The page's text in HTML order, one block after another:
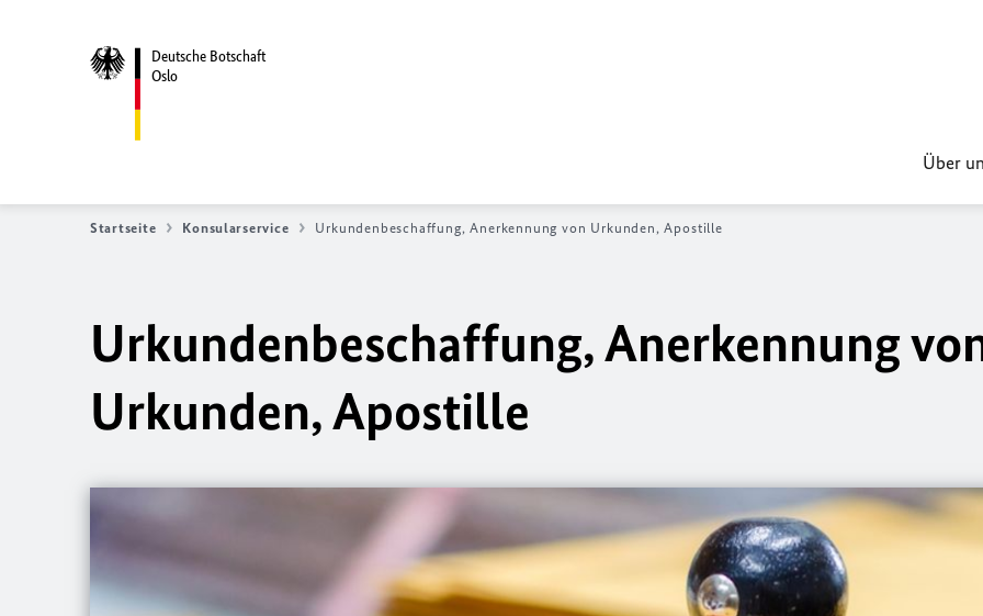
Deutsche Botschaft
Oslo
Über
Startseite Konsularservice Urkundenbeschaffung, Anerkennung von Urkunden, Apostille
Urkundenbeschaffung, Anerkennung
Urkunden, Apostille